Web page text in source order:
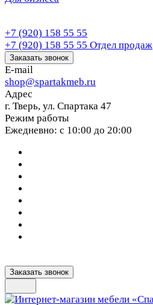
+7 (920) 158 55 55
+7 (920) 158 55 55 Отдел продаж
Заказать звонок
E-mail
shop@spartakmeb.ru
Адрес
г. Тверь, ул. Спартака 47
Режим работы
Ежедневно: с 10:00 до 20:00
Заказать звонок